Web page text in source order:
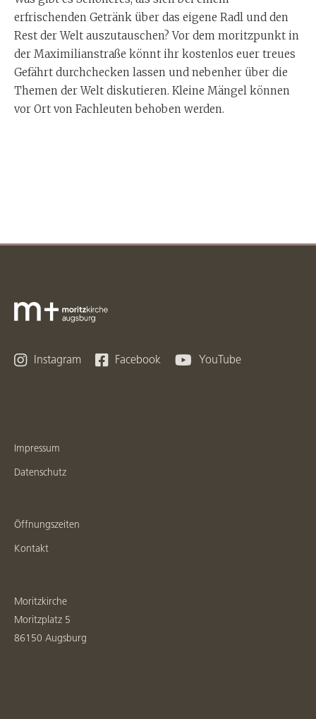
erfrischenden Getränk über das eigene Radl und den
Rest der Welt auszutauschen? Vor dem moritzpunkt in
der Maximilianstraße könnt ihr kostenlos euer treues
Gefährt durchchecken lassen und nebenher über die
Themen der Welt diskutieren. Kleine Mängel können
vor Ort von Fachleuten behoben werden.
 Instagram  Facebook  YouTube
Impressum
Datenschutz
Öffnungszeiten
Kontakt
Moritzkirche
Moritzplatz 5
86150 Augsburg